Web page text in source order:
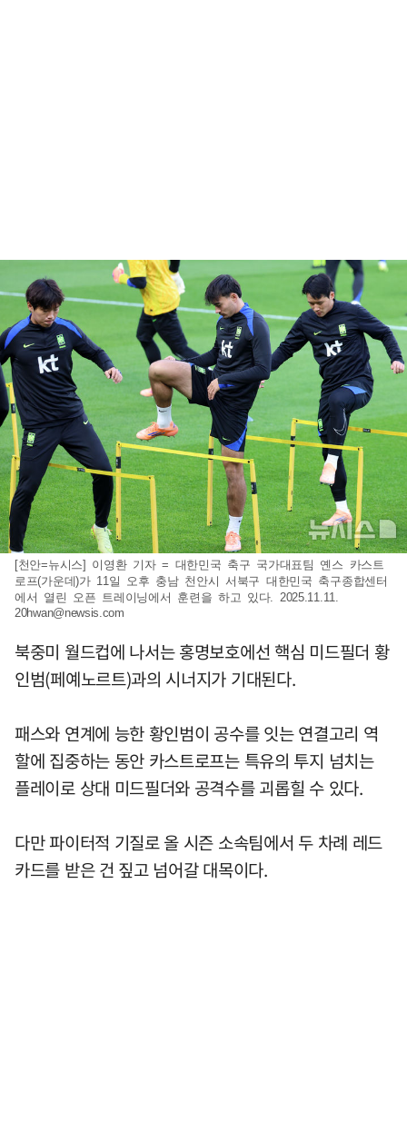
[천안=뉴시스] 이영환 기자 = 대한민국 축구 국가대표팀 옌스 카스트
로프(가운데)가 11일 오후 충남 천안시 서북구 대한민국 축구종합센터
에서 열린 오픈 트레이닝에서 훈련을 하고 있다. 2025.11.11.
20hwan@newsis.com
북중미 월드컵에 나서는 홍명보호에선 핵심 미드필더 황
인범(페예노르트)과의 시너지가 기대된다.
패스와 연계에 능한 황인범이 공수를 잇는 연결고리 역
할에 집중하는 동안 카스트로프는 특유의 투지 넘치는
플레이로 상대 미드필더와 공격수를 괴롭힐 수 있다.
다만 파이터적 기질로 올 시즌 소속팀에서 두 차례 레드
카드를 받은 건 짚고 넘어갈 대목이다.